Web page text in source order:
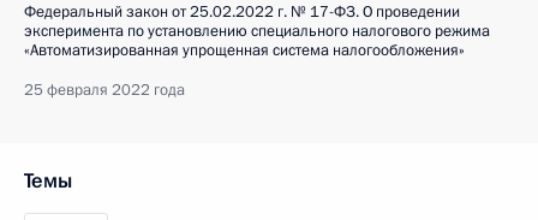
Федеральный закон от 25.02.2022 г. № 17-ФЗ. О проведении
эксперимента по установлению специального налогового режима
«Автоматизированная упрощенная система налогообложения»
25 февраля 2022 года
Темы